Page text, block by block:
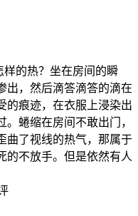
样的热？坐在房间的瞬
出，然后滴答滴答的滴在
的痕迹，在衣服上浸染出
蜷缩在房间不敢出门，
曲了视线的热气，那属于
的不放手。但是依然有人